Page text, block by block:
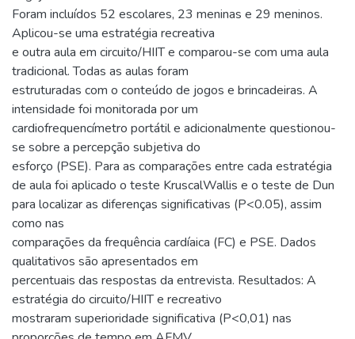
Foram incluídos 52 escolares, 23 meninas e 29 meninos.
Aplicou-se uma estratégia recreativa
e outra aula em circuito/HIIT e comparou-se com uma aula
tradicional. Todas as aulas foram
estruturadas com o conteúdo de jogos e brincadeiras. A
intensidade foi monitorada por um
cardiofrequencímetro portátil e adicionalmente questionou-
se sobre a percepção subjetiva do
esforço (PSE). Para as comparações entre cada estratégia
de aula foi aplicado o teste KruscalWallis e o teste de Dun
para localizar as diferenças significativas (P<0.05), assim
como nas
comparações da frequência cardíaica (FC) e PSE. Dados
qualitativos são apresentados em
percentuais das respostas da entrevista. Resultados: A
estratégia do circuito/HIIT e recreativo
mostraram superioridade significativa (P<0,01) nas